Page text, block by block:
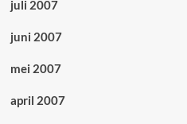
juli 2007
juni 2007
mei 2007
april 2007